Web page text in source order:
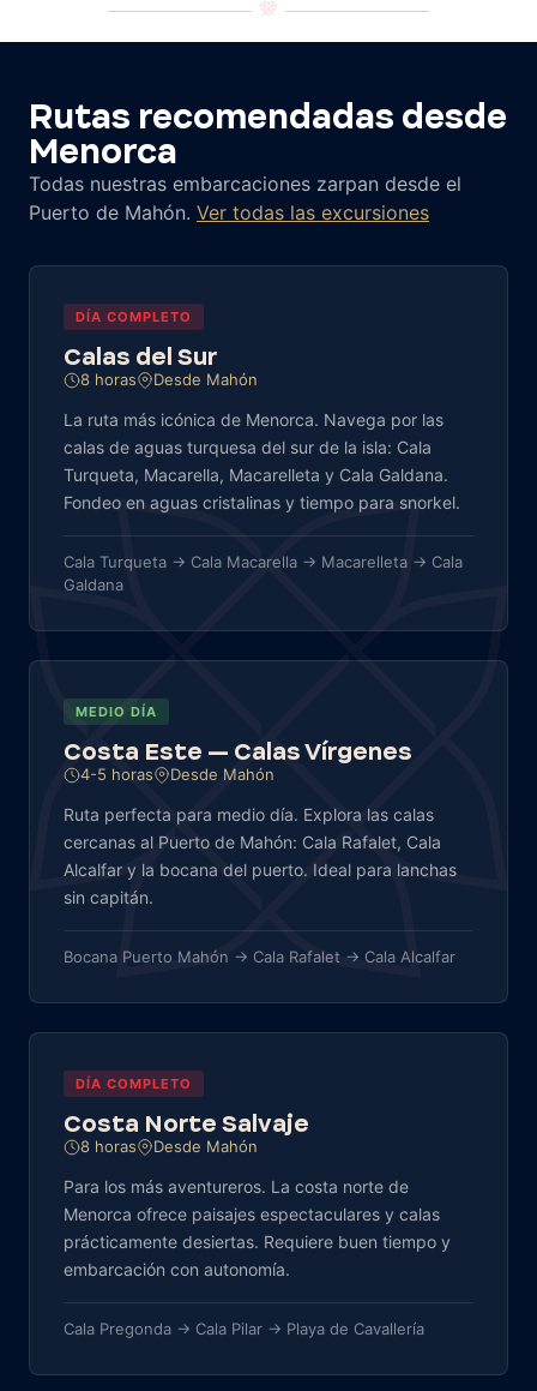
Rutas recomendadas desde
Menorca
Todas nuestras embarcaciones zarpan desde el
Puerto de Mahón. Ver todas las excursiones
DÍA COMPLETO
Calas del Sur
8 horas Desde Mahón
La ruta más icónica de Menorca. Navega por las
calas de aguas turquesa del sur de la isla: Cala
Turqueta, Macarella, Macarelleta y Cala Galdana.
Fondeo en aguas cristalinas y tiempo para snorkel.
Cala Turqueta → Cala Macarella → Macarelleta → Cala
Galdana
MEDIO DÍA
Costa Este — Calas Vírgenes
4-5 horas Desde Mahón
Ruta perfecta para medio día. Explora las calas
cercanas al Puerto de Mahón: Cala Rafalet, Cala
Alcalfar y la bocana del puerto. Ideal para lanchas
sin capitán.
Bocana Puerto Mahón → Cala Rafalet → Cala Alcalfar
DÍA COMPLETO
Costa Norte Salvaje
8 horas Desde Mahón
Para los más aventureros. La costa norte de
Menorca ofrece paisajes espectaculares y calas
prácticamente desiertas. Requiere buen tiempo y
embarcación con autonomía.
Cala Pregonda → Cala Pilar → Playa de Cavallería